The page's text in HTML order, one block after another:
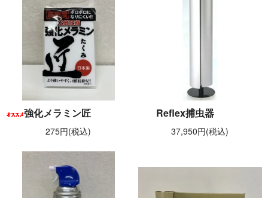
強化メラミン匠
275円(税込)
Reflex捕虫器
37,950円(税込)